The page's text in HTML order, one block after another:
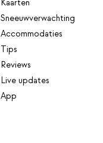
Kaarten
Sneeuwverwachting
Accommodaties
Tips
Reviews
Live updates
App